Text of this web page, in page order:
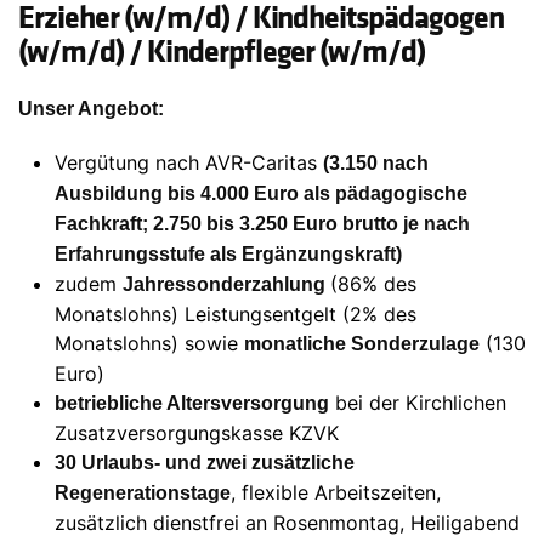
Erzieher (w/m/d) / Kindheitspädagogen
(w/m/d) / Kinderpfleger (w/m/d)
Unser Angebot:
Vergütung nach AVR-Caritas (3.150 nach
Ausbildung bis 4.000 Euro als pädagogische
Fachkraft; 2.750 bis 3.250 Euro brutto je nach
Erfahrungsstufe als Ergänzungskraft)
zudem Jahressonderzahlung (86% des
Monatslohns) Leistungsentgelt (2% des
Monatslohns) sowie monatliche Sonderzulage (130
Euro)
betriebliche Altersversorgung bei der Kirchlichen
Zusatzversorgungskasse KZVK
30 Urlaubs- und zwei zusätzliche
Regenerationstage, flexible Arbeitszeiten,
zusätzlich dienstfrei an Rosenmontag, Heiligabend